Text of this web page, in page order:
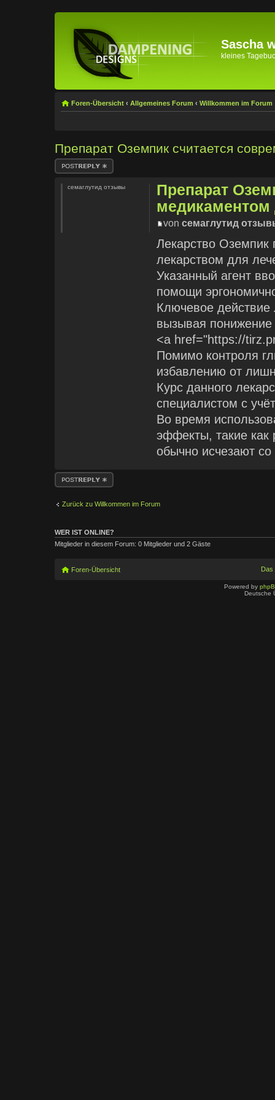
Sascha
kleines
Foren-Übersicht ‹ Allgemeines Forum ‹ Willkommen im Forum
Препарат Оземпик считается
Antwort erstellen
Препарат
медикаментом
vonсемаглутид
Лекарство Оземпик
лекарством для
Указанный агент
помощи
Ключевое действие
вызывая
<a href="https://
Помимо контроля
избавлению от
Курс данного
специалистом с
Во время
эффекты, такие как
обычно исчезают
семаглутид отзывы
Antwort erstellen
Zurück zu Willkommen im Forum
WER IST ONLINE?
Mitglieder in diesem Forum: 0 Mitglieder und 2 Gäste
Foren-Übersicht Das
Powered by
Deutsche